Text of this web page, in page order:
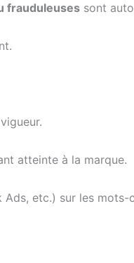
frauduleuses sont
atteinte à la marque.
etc.) sur les